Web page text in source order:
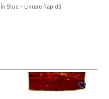
În Stoc - Livrare Rapidă